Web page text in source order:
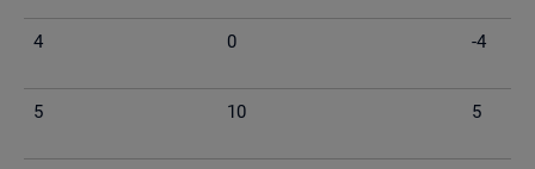
4 0 -4
5 10 5